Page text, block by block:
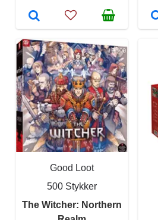
Good Loot
500 Stykker
The Witcher: Northern